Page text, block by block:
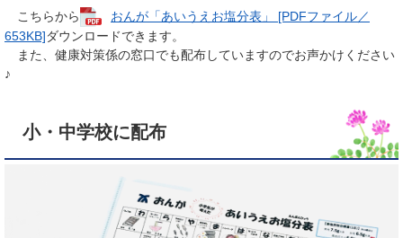
こちらから
おんが「あいうえお塩分表」 [PDFファイル／
653KB]ダウンロードできます。
また、健康対策係の窓口でも配布していますのでお声かけください
♪
小・中学校に配布